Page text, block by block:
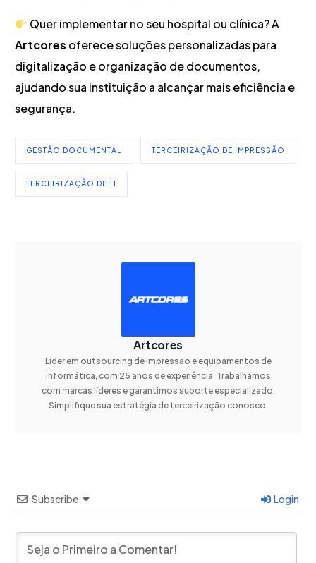
Quer implementar no seu hospital ou clínica? A
Artcores oferece soluções personalizadas para
digitalização e organização de documentos,
ajudando sua instituição a alcançar mais eficiência e
segurança.
GESTÃO DOCUMENTAL TERCEIRIZAÇÃO DE IMPRESSÃO
TERCEIRIZAÇÃO DE TI
Artcores
Líder em outsourcing de impressão e equipamentos de
informática, com 25 anos de experiência. Trabalhamos
com marcas líderes e garantimos suporte especializado.
Simplifique sua estratégia de terceirização conosco.
Subscribe Login